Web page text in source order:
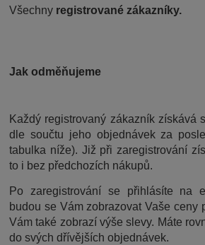
Všechny registrované zákazníky.
Jak odměňujeme
Každý registrovaný zákazník získává
dle součtu jeho objednávek za
tabulka níže). Již při zaregistrování
to i bez předchozích nákupů.
Po zaregistrování se přihlásíte na
budou se Vám zobrazovat Vaše ceny
Vám také zobrazí výše slevy. Máte
do svých dřívějších objednávek.